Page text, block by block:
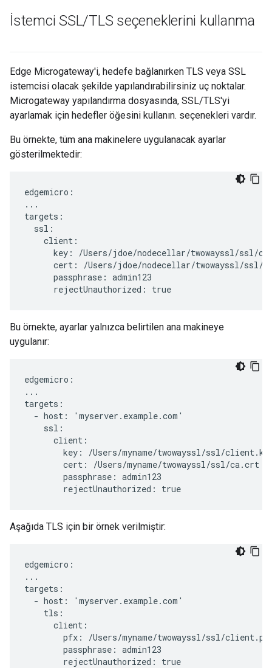
İstemci SSL/TLS seçeneklerini kullanma
Edge Microgateway'i, hedefe bağlanırken TLS veya SSL
istemcisi olacak şekilde yapılandırabilirsiniz uç noktalar.
Microgateway yapılandırma dosyasında, SSL/TLS'yi
ayarlamak için hedefler öğesini kullanın. seçenekleri vardır.
Bu örnekte, tüm ana makinelere uygulanacak ayarlar
gösterilmektedir:
edgemicro:
...
targets:
  ssl:
    client:
key: /Users/jdoe/nodecellar/twowayssl/ssl/
cert: /Users/jdoe/nodecellar/twowayssl/ssl/
      passphrase: admin123
      rejectUnauthorized: true
Bu örnekte, ayarlar yalnızca belirtilen ana makineye
uygulanır:
edgemicro:
...
targets:
  - host: 'myserver.example.com'
    ssl:
      client:
key: /Users/myname/twowayssl/ssl/
        cert: /Users/myname/twowayssl/ssl/ca.crt
        passphrase: admin123
        rejectUnauthorized: true
Aşağıda TLS için bir örnek verilmiştir:
edgemicro:
...
targets:
  - host: 'myserver.example.com'
    tls:
      client:
pfx: /Users/myname/twowayssl/ssl/
        passphrase: admin123
        rejectUnauthorized: true